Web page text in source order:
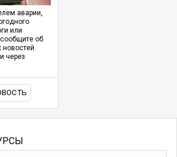
аварии,
или
об
новостей.
через